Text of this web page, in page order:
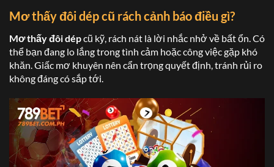
Mơ thấy đôi dépcũ rách cảnh báo điều gì?
Mơ thấy đôi dépcũ kỹ, rách nát là lời nhắc nhở về bất ổn. Có
thể bạn đang lo lắng trong tình cảm hoặc công việc gặp khó
khăn. Giấc mơ khuyên nên cẩn trọng quyết định, tránh rủi ro
không đáng có sắp tới.